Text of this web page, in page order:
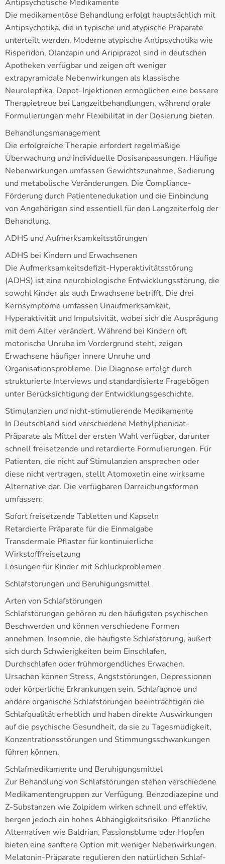
Antipsychotische Medikamente
Die medikamentöse Behandlung erfolgt hauptsächlich mit
Antipsychotika, die in typische und atypische Präparate
unterteilt werden. Moderne atypische Antipsychotika wie
Risperidon, Olanzapin und Aripiprazol sind in deutschen
Apotheken verfügbar und zeigen oft weniger
extrapyramidale Nebenwirkungen als klassische
Neuroleptika. Depot-Injektionen ermöglichen eine bessere
Therapietreue bei Langzeitbehandlungen, während orale
Formulierungen mehr Flexibilität in der Dosierung bieten.
Behandlungsmanagement
Die erfolgreiche Therapie erfordert regelmäßige
Überwachung und individuelle Dosisanpassungen. Häufige
Nebenwirkungen umfassen Gewichtszunahme, Sedierung
und metabolische Veränderungen. Die Compliance-
Förderung durch Patientenedukation und die Einbindung
von Angehörigen sind essentiell für den Langzeiterfolg der
Behandlung.
ADHS und Aufmerksamkeitsstörungen
ADHS bei Kindern und Erwachsenen
Die Aufmerksamkeitsdefizit-Hyperaktivitätsstörung
(ADHS) ist eine neurobiologische Entwicklungsstörung, die
sowohl Kinder als auch Erwachsene betrifft. Die drei
Kernsymptome umfassen Unaufmerksamkeit,
Hyperaktivität und Impulsivität, wobei sich die Ausprägung
mit dem Alter verändert. Während bei Kindern oft
motorische Unruhe im Vordergrund steht, zeigen
Erwachsene häufiger innere Unruhe und
Organisationsprobleme. Die Diagnose erfolgt durch
strukturierte Interviews und standardisierte Fragebögen
unter Berücksichtigung der Entwicklungsgeschichte.
Stimulanzien und nicht-stimulierende Medikamente
In Deutschland sind verschiedene Methylphenidat-
Präparate als Mittel der ersten Wahl verfügbar, darunter
schnell freisetzende und retardierte Formulierungen. Für
Patienten, die nicht auf Stimulanzien ansprechen oder
diese nicht vertragen, stellt Atomoxetin eine wirksame
Alternative dar. Die verfügbaren Darreichungsformen
umfassen:
Sofort freisetzende Tabletten und Kapseln
Retardierte Präparate für die Einmalgabe
Transdermale Pflaster für kontinuierliche
Wirkstofffreisetzung
Lösungen für Kinder mit Schluckproblemen
Schlafstörungen und Beruhigungsmittel
Arten von Schlafstörungen
Schlafstörungen gehören zu den häufigsten psychischen
Beschwerden und können verschiedene Formen
annehmen. Insomnie, die häufigste Schlafstörung, äußert
sich durch Schwierigkeiten beim Einschlafen,
Durchschlafen oder frühmorgendliches Erwachen.
Ursachen können Stress, Angststörungen, Depressionen
oder körperliche Erkrankungen sein. Schlafapnoe und
andere organische Schlafstörungen beeinträchtigen die
Schlafqualität erheblich und haben direkte Auswirkungen
auf die psychische Gesundheit, da sie zu Tagesmüdigkeit,
Konzentrationsstörungen und Stimmungsschwankungen
führen können.
Schlafmedikamente und Beruhigungsmittel
Zur Behandlung von Schlafstörungen stehen verschiedene
Medikamentengruppen zur Verfügung. Benzodiazepine und
Z-Substanzen wie Zolpidem wirken schnell und effektiv,
bergen jedoch ein hohes Abhängigkeitsrisiko. Pflanzliche
Alternativen wie Baldrian, Passionsblume oder Hopfen
bieten eine sanftere Option mit weniger Nebenwirkungen.
Melatonin-Präparate regulieren den natürlichen Schlaf-